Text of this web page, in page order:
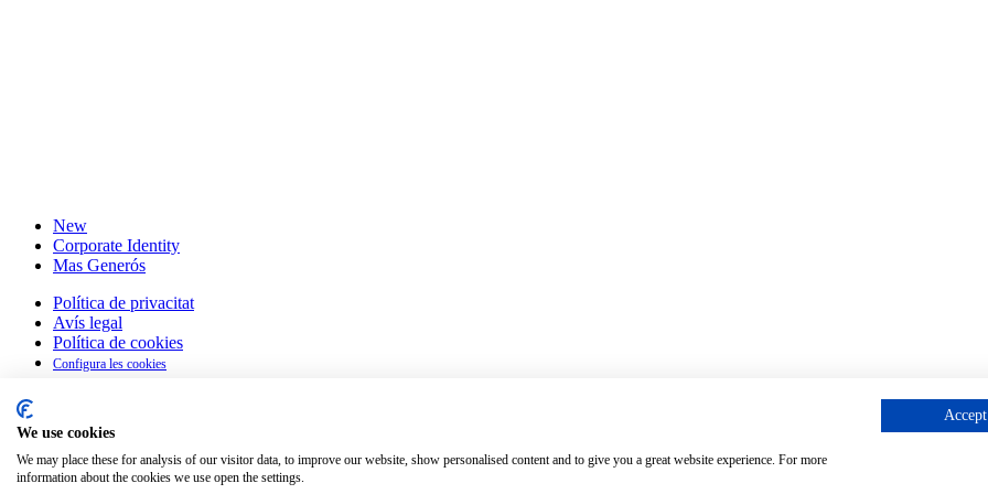
New
Corporate Identity
Mas Generós
Política de privacitat
Avís legal
Política de cookies
Configura les cookies
English
Español(Spanish)
We use cookies
We may place these for analysis of our visitor data, to improve our website, show personalised content and to give you a great website experience. For more
information about the cookies we use open the settings.